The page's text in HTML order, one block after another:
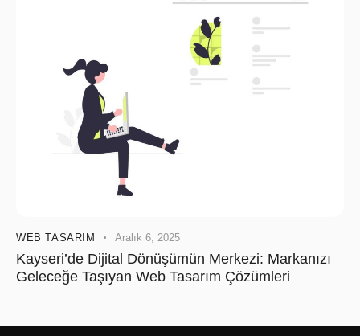
WEB TASARIM Aralık 6, 2025
Kayseri’de Dijital Dönüşümün Merkezi: Markanızı
Geleceğe Taşıyan Web Tasarım Çözümleri